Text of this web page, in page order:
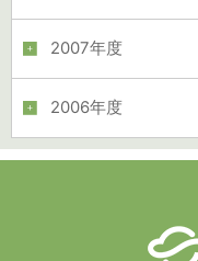
2007年度
2006年度